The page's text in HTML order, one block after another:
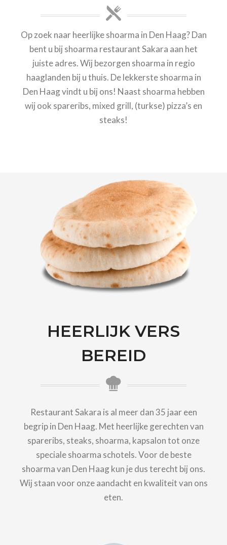
Op zoek naar heerlijke shoarma in Den Haag? Dan
bent u bij shoarma restaurant Sakara aan het
juiste adres. Wij bezorgen shoarma in regio
haaglanden bij u thuis. De lekkerste shoarma in
Den Haag vindt u bij ons! Naast shoarma hebben
wij ook spareribs, mixed grill, (turkse) pizza’s en
steaks!
HEERLIJK VERS
BEREID
Restaurant Sakara is al meer dan 35 jaar een
begrip in Den Haag. Met heerlijke gerechten van
spareribs, steaks, shoarma, kapsalon tot onze
speciale shoarma schotels. Voor de beste
shoarma van Den Haag kun je dus terecht bij ons.
Wij staan voor onze aandacht en kwaliteit van ons
eten.